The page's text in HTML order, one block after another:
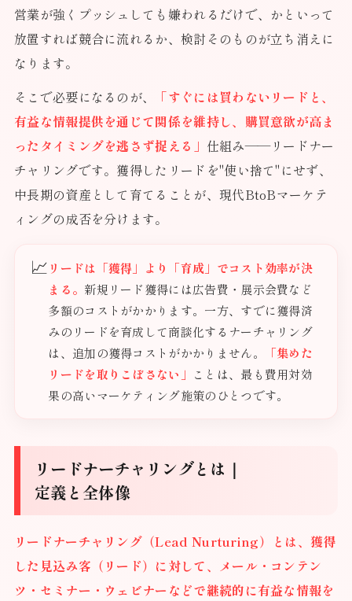
営業が強くプッシュしても嫌われるだけで、かといって
放置すれば競合に流れるか、検討そのものが立ち消えに
なります。
そこで必要になるのが、
「すぐには買わないリードと、
有益な情報提供を通じて関係を維持し、購買意欲が高ま
ったタイミングを逃さず捉える」 仕組み——リードナー
チャリングです。獲得したリードを"使い捨て"にせず、
中長期の資産として育てることが、現代BtoBマーケテ
ィングの成否を分けます。
📈 リードは「獲得」より「育成」でコスト効率が決
まる。 新規リード獲得には広告費・展示会費など
多額のコストがかかります。一方、すでに獲得済
みのリードを育成して商談化するナーチャリング
は、追加の獲得コストがかかりません。
「集めた
リードを取りこぼさない」 ことは、最も費用対効
果の高いマーケティング施策のひとつです。
リードナーチャリングとは｜
定義と全体像
リードナーチャリング（Lead Nurturing）とは、獲得
した見込み客（リード）に対して、メール・コンテン
ツ・セミナー・ウェビナーなどで継続的に有益な情報を